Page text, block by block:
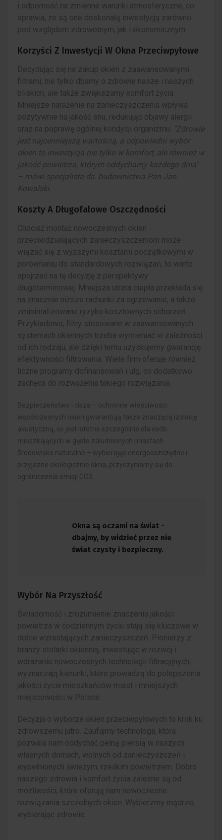
i odporność na zmienne warunki atmosferyczne, co
sprawia, że są one doskonałą inwestycją zarówno
pod względem zdrowotnym, jak i ekonomicznym.
Korzyści Z Inwestycji W Okna Przeciwpyłowe
Decydując się na zakup okien z zaawansowanymi
filtrami, nie tylko dbamy o zdrowie nasze i naszych
bliskich, ale także zwiększamy komfort życia.
Mniejsze narażenie na zanieczyszczenia wpływa
pozytywnie na jakość snu, redukując objawy alergii
oraz na poprawę ogólnej kondycji organizmu. "Zdrowie
jest najcenniejszą wartością, a odpowiedni wybór
okien to inwestycja nie tylko w komfort, ale również w
jakość powietrza, którym oddychamy każdego dnia"
– mówi specjalista ds. budownictwa Pan Jan
Kowalski.
Koszty A Długofalowe Oszczędności
Chociaż montaż nowoczesnych okien
przeciwdziałających zanieczyszczeniom może
wiązać się z wyższymi kosztami początkowymi w
porównaniu do standardowych rozwiązań, to warto
spojrzeć na tę decyzję z perspektywy
długoterminowej. Mniejsza utrata ciepła przekłada się
na znacznie niższe rachunki za ogrzewanie, a także
zminimalizowane ryzyko kosztownych schorzeń.
Przykładowo, filtry stosowane w zaawansowanych
systemach okiennych trzeba wymieniać w zależności
od ich rodzaju, ale dzięki temu uzyskujemy gwarancję
efektywności filtrowania. Wiele firm oferuje również
liczne programy dofinansowań i ulg, co dodatkowo
zachęca do rozważenia takiego rozwiązania.
Bezpieczeństwo i cisza – ochronne właściwości
współczesnych okien gwarantują także znaczącą izolację
akustyczną, co jest istotne szczególnie dla osób
mieszkających w gęsto zaludnionych miastach.
Środowisko naturalne – wybierając energooszczędne i
przyjazne ekologicznie okna, przyczyniamy się do
ograniczenia emisji CO2.
Okna są oczami na świat -
dbajmy, by widzieć przez nie
świat czysty i bezpieczny.
Wybór Na Przyszłość
Świadomość i zrozumienie znaczenia jakości
powietrza w codziennym życiu stają się kluczowe w
dobie wzrastających zanieczyszczeń. Pionierzy z
branży stolarki okiennej, inwestując w rozwój i
wdrażanie nowoczesnych technologii filtracyjnych,
wyznaczają kierunki, które prowadzą do polepszenia
jakości życia mieszkańców miast i mniejszych
miejscowości w Polsce.
Decyzja o wyborze okien przeciwpyłowych to krok ku
zdrowszemu jutro. Zaufajmy technologii, która
pozwala nam oddychać pełną piersią w naszych
własnych domach, wolnych od zanieczyszczeń i
wypełnionych świeżym, rześkim powietrzem. Dobro
naszego zdrowia i komfort życia zależne są od
możliwości, które oferują nam nowoczesne
rozwiązania szczelnych okien. Wybierzmy mądrze,
wybierając zdrowie.